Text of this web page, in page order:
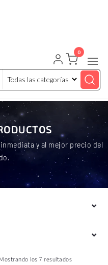
0
y al mejor precio del
Mostrando los 7 resultados